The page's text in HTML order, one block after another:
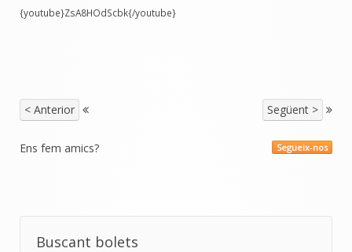
{youtube}ZsA8HOdScbk{/youtube}
< Anterior Següent >
Segueix-nos
Ens fem amics?
Buscant bolets